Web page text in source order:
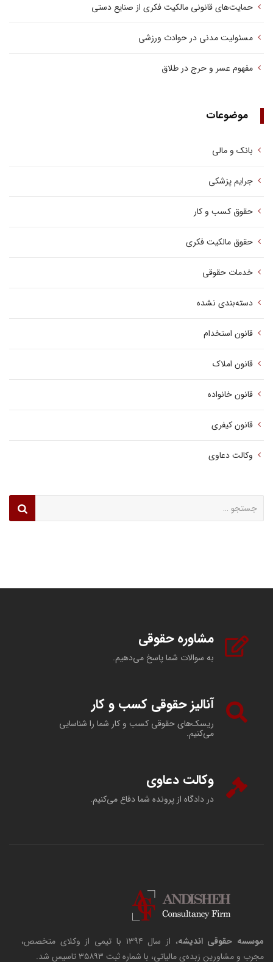
حمایت‌های قانونی مالکیت فکری از صنایع دستی
مسئولیت مدنی در حوادث ورزشی
مفهوم عسر و حرج در طلاق
موضوعات
بانک و مالی
جرایم پزشکی
حقوق کسب‌ و کار
حقوق مالکیت فکری
خدمات حقوقی
دسته‌بندی نشده
قانون استخدام
قانون املاک
قانون خانواده
قانون کیفری
وکالت دعاوی
برای:
مشاوره حقوقی
به سوالات شما پاسخ می‌دهیم.
آنالیز حقوقی کسب و کار
ریسک‌های حقوقی کسب و کار شما را شناسایی
می‌کنیم.
وکالت دعاوی
در دادگاه از پرونده شما دفاع می‌کنیم.
موسسه حقوقی اندیشه
، از سال ۱۳۹۴ با تیمی از وکلای متخصص،
مجرب و مشاورین زبده‌ی مالیاتی، با شماره ثبت ۳۵۸۹۳ تاسیس شد.